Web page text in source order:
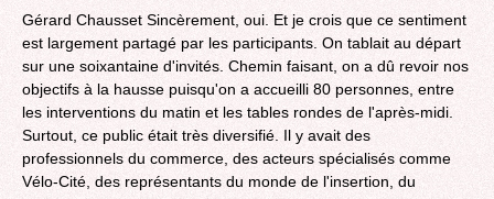
Gérard Chausset Sincèrement, oui. Et je crois que ce sentiment
est largement partagé par les participants. On tablait au départ
sur une soixantaine d'invités. Chemin faisant, on a dû revoir nos
objectifs à la hausse puisqu'on a accueilli 80 personnes, entre
les interventions du matin et les tables rondes de l'après-midi.
Surtout, ce public était très diversifié. Il y avait des
professionnels du commerce, des acteurs spécialisés comme
Vélo-Cité, des représentants du monde de l'insertion, du